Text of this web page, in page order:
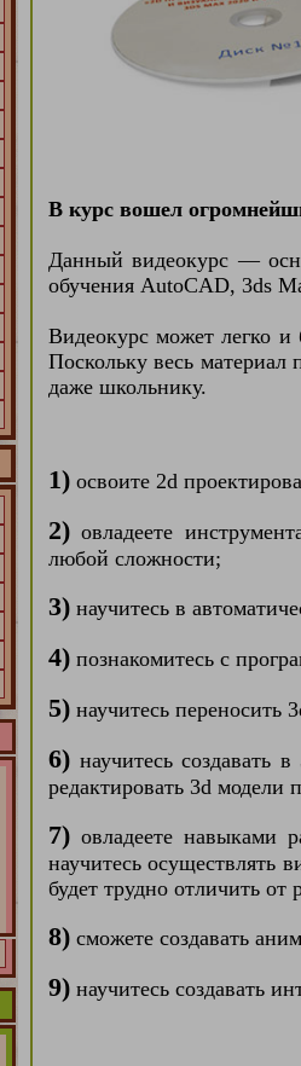
В курс вошел
Данный видеокурс —
обучения AutoCAD, 3ds
Видеокурс может легко и
Поскольку весь материал
даже школьнику.
1) освоите 2d
2) овладеете
любой сложности;
3) научитесь в
4) познакомитесь с
5) научитесь переносить
6) научитесь создавать
редактировать 3d модели
7) овладеете навыками
научитесь осуществлять
будет трудно отличить
8) сможете создавать
9) научитесь создавать